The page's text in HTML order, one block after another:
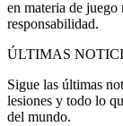
en materia de juego
responsabilidad.
ÚLTIMAS
Sigue las últimas
lesiones y todo lo
del mundo.